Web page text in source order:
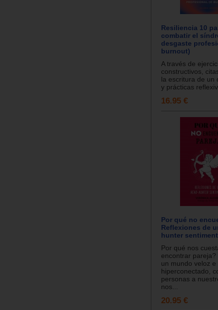
Resiliencia 10
combatir el
desgaste
burnout)
A través de
constructivos,
la escritura de un
y prácticas
16.95 €
Por qué no
Reflexiones de
hunter
Por qué nos
encontrar
un mundo veloz e
hiperconectado,
personas a
nos...
20.95 €